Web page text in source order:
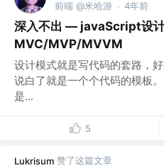
前端 @米哈游 · 4年前
深入不出 — javaScript设计
MVC/MVP/MVVM
设计模式就是写代码的套路，
说白了就是一个个代码的模板
是...
5
Lukrisum 赞了这篇文章